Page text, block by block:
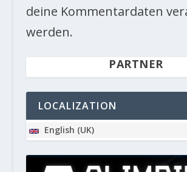
deine Kommentardaten
werden.
PARTNER
LOCALIZATION
English (UK)